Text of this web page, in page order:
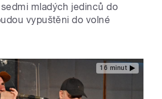
mladých jedinců do
vypuštěni do volné
16 minut